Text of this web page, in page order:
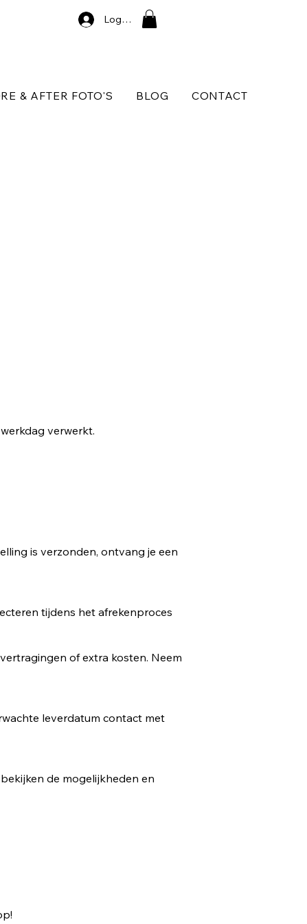
Log In
& AFTER FOTO'S BLOG CONTACT
verwerkt.
is verzonden, ontvang je een
tijdens het afrekenproces
of extra kosten. Neem
leverdatum contact met
de mogelijkheden en